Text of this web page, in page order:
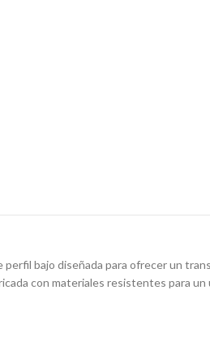
perfil bajo diseñada para ofrecer un
con materiales resistentes para